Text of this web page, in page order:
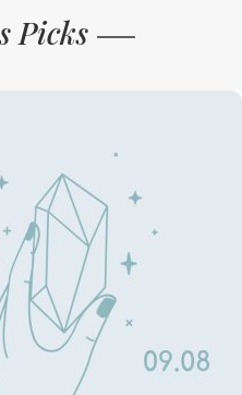
Picks